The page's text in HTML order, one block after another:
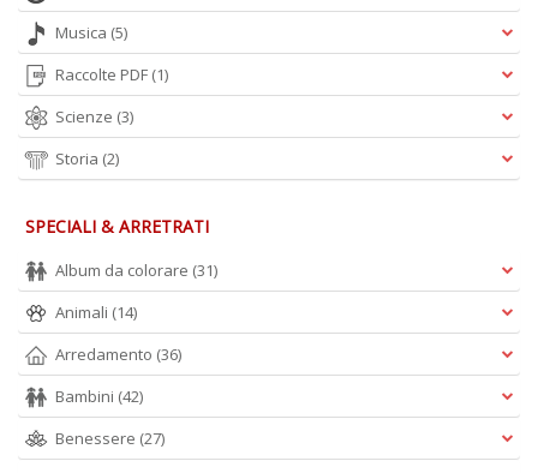
Musica (5)
Raccolte PDF (1)
Scienze (3)
Storia (2)
SPECIALI & ARRETRATI
Album da colorare (31)
Animali (14)
Arredamento (36)
Bambini (42)
Benessere (27)